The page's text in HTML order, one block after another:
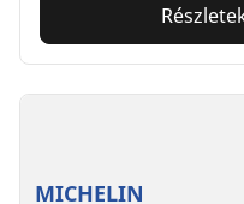
MICHELIN